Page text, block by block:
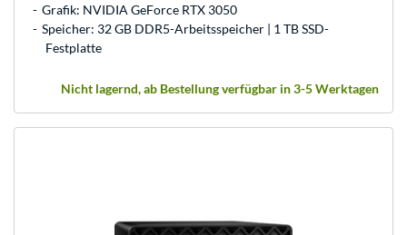
Grafik: NVIDIA GeForce RTX 3050
Speicher: 32 GB DDR5-Arbeitsspeicher | 1 TB SSD-
Festplatte
Nicht lagernd, ab Bestellung verfügbar in 3-5 Werktagen